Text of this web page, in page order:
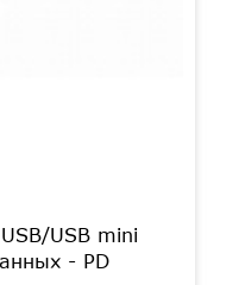
USB mini
- PD